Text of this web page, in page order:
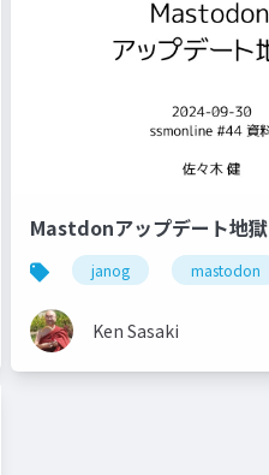
業務改善
Mastdonアップデート地獄
janog mastodon
Ken Sasaki